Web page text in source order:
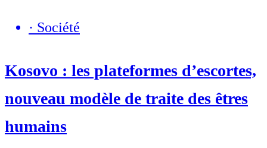
· Société
Kosovo : les plateformes d’escortes,
nouveau modèle de traite des êtres
humains